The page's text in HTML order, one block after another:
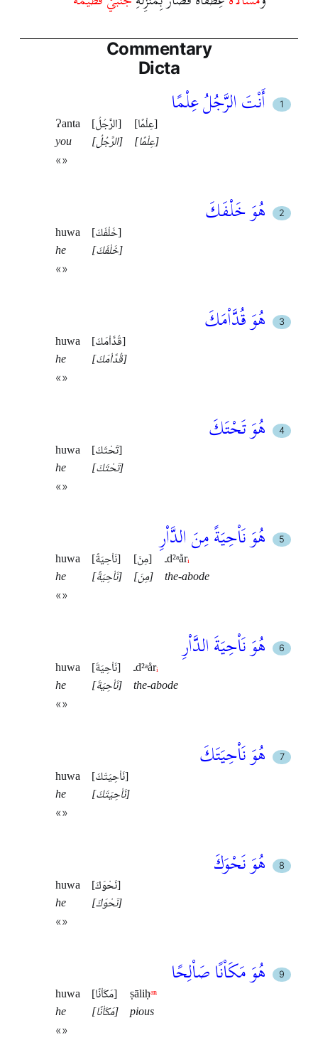
Commentary
Dicta
أَنْتَ الرَّجُلُ عِلْمًا
Ɂanta
you
[الرَّجُلُ]
[الرَّجُلُ]
[عِلْمًا]
[عِلْمًا]
«»
هُوَ خَلْفَكَ
huwa
he
[خَلْفَكَ]
[خَلْفَكَ]
«»
هُوَ قُدَّاْمَكَ
huwa
he
[قُدَّاْمَكَ]
[قُدَّاْمَكَ]
«»
هُوَ تَحْتَكَ
huwa
he
[تَحْتَكَ]
[تَحْتَكَ]
«»
هُوَ نَاْحِيَةً مِنَ الدَّاْرِ
huwa
he
[نَاْحِيَةً]
[نَاْحِيَةً]
[مِنَ]
[مِنَ]
ـd²ᵃårᵢ
the-abode
«»
هُوَ نَاْحِيَةَ الدَّاْرِ
huwa
he
[نَاْحِيَةَ]
[نَاْحِيَةَ]
ـd²ᵃårᵢ
the-abode
«»
هُوَ نَاْحِيَتَكَ
huwa
he
[نَاْحِيَتَكَ]
[نَاْحِيَتَكَ]
«»
هُوَ نَحْوَكَ
huwa
he
[نَحْوَكَ]
[نَحْوَكَ]
«»
هُوَ مَكَاْنًا صَاْلِحًا
huwa
he
[مَكَاْنًا]
[مَكَاْنًا]
ṣāliḥᵃⁿ
pious
«»